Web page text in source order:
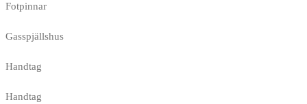
Fotpinnar
Gasspjällshus
Handtag
Handtag